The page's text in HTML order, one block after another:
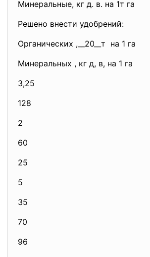
Минеральные, кг д. в. на 1т га
Решено внести удобрений:
Органических ,__20__т на 1 га
Минеральных , кг д, в, на 1 га
3,25
128
2
60
25
5
35
70
96